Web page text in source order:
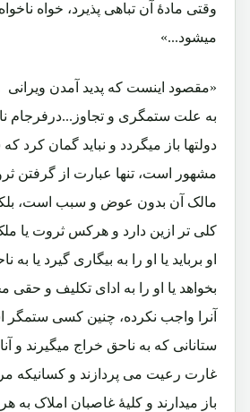
وقتی مادۀ آن تباهی پذیرد، خواه
میشود...»
«مقصود اینست که پدید آمدن ویرانی
به علت ستمگری و تجاوز...درفرجام
دولتها باز میگردد و نباید گمان کرد
مشهور است، تنها عبارت از گرفتن
مالک آن بدون عوض و سبب است،
کلی تر ازین دارد و هرکس ثروت یا
او برباید یا او را به بیگاری گیرد یا
بخواهد یا او را به ادای تکلیف و
آنرا واجب نکرده، چنین کسی ستمگر
ستانانی که به ناحق خراج میگیرند و
غارت رعیت می پردازند و کسانیکه
باز میدارند و کلیۀ غاصبان املاک به